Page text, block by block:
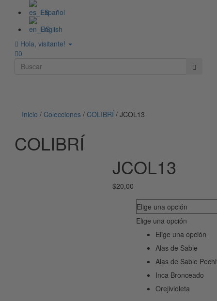
Español
English
Hola, visitante!
0
Inicio / Colecciones / COLIBRÍ / JCOL13
COLIBRÍ
JCOL13
$20,00
Elige una opción
Elige una opción
Alas de Sable
Alas de Sable
Inca Bronceado
Orejivioleta